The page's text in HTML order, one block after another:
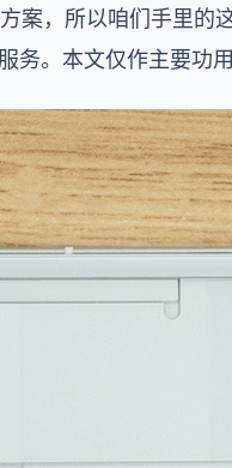
案，所以咱们手里的
。本文仅作主要功